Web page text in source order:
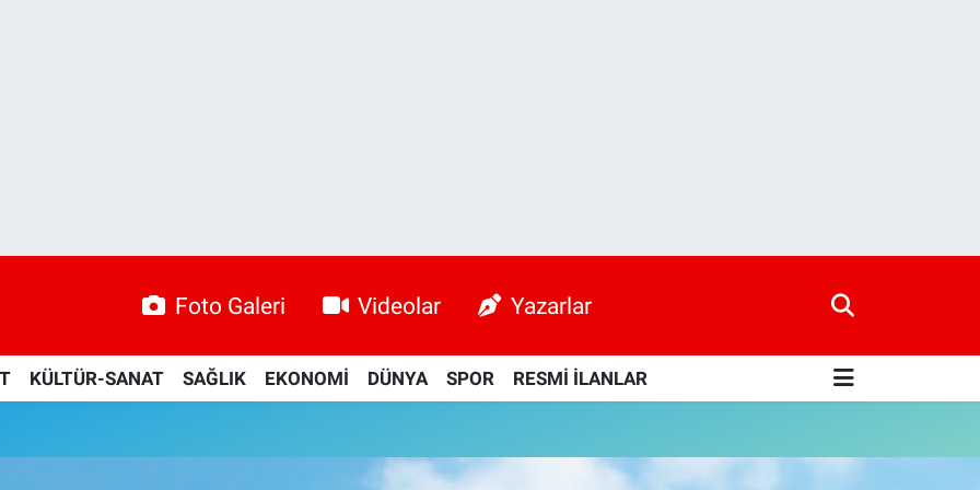
Foto Galeri Videolar Yazarlar
KÜLTÜR-SANAT SAĞLIK EKONOMİ DÜNYA SPOR RESMİ İLANLAR